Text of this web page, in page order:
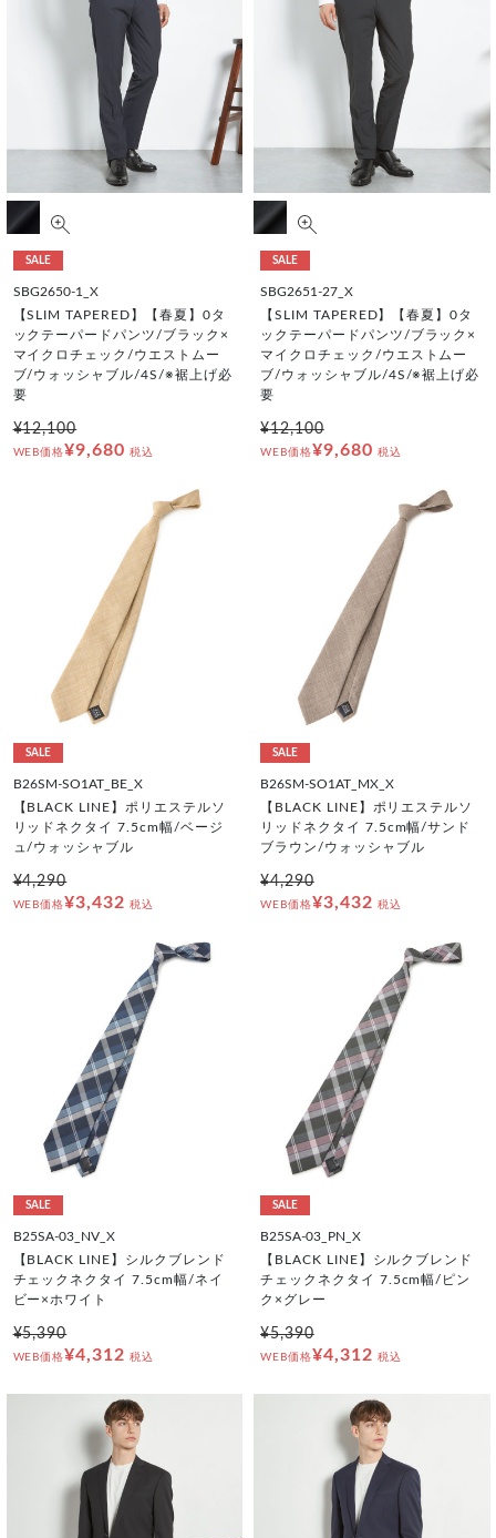
SALE
SBG2650-1_X
【SLIM TAPERED】【春夏】0タ
ックテーパードパンツ/ブラック×
マイクロチェック/ウエストムー
ブ/ウォッシャブル/4S/※裾上げ必
要
¥12,100
WEB価格¥9,680 税込
SALE
SBG2651-27_X
【SLIM TAPERED】【春夏】0タ
ックテーパードパンツ/ブラック×
マイクロチェック/ウエストムー
ブ/ウォッシャブル/4S/※裾上げ必
要
¥12,100
WEB価格¥9,680 税込
SALE
B26SM-SO1AT_BE_X
【BLACK LINE】ポリエステルソ
リッドネクタイ 7.5cm幅/ベージ
ュ/ウォッシャブル
¥4,290
WEB価格¥3,432 税込
SALE
B26SM-SO1AT_MX_X
【BLACK LINE】ポリエステルソ
リッドネクタイ 7.5cm幅/サンド
ブラウン/ウォッシャブル
¥4,290
WEB価格¥3,432 税込
SALE
B25SA-03_NV_X
【BLACK LINE】シルクブレンド
チェックネクタイ 7.5cm幅/ネイ
ビー×ホワイト
¥5,390
WEB価格¥4,312 税込
SALE
B25SA-03_PN_X
【BLACK LINE】シルクブレンド
チェックネクタイ 7.5cm幅/ピン
ク×グレー
¥5,390
WEB価格¥4,312 税込